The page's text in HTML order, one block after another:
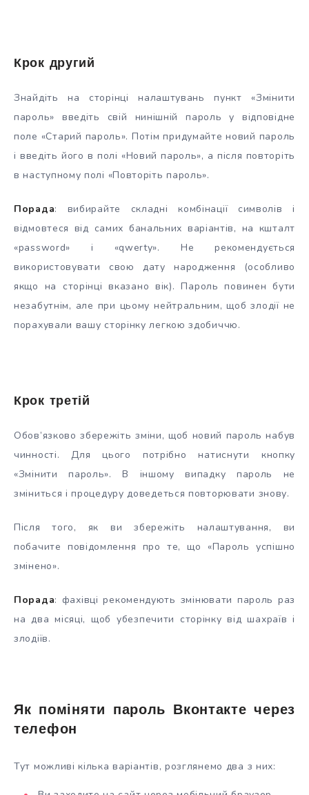
Крок другий
Знайдіть на сторінці налаштувань пункт «Змінити
пароль» введіть свій нинішній пароль у відповідне
поле «Старий пароль». Потім придумайте новий пароль
і введіть його в полі «Новий пароль», а після повторіть
в наступному полі «Повторіть пароль».
Порада: вибирайте складні комбінації символів і
відмовтеся від самих банальних варіантів, на кшталт
«password» і «qwerty». Не рекомендується
використовувати свою дату народження (особливо
якщо на сторінці вказано вік). Пароль повинен бути
незабутнім, але при цьому нейтральним, щоб злодії не
порахували вашу сторінку легкою здобиччю.
Крок третій
Обов’язково збережіть зміни, щоб новий пароль набув
чинності. Для цього потрібно натиснути кнопку
«Змінити пароль». В іншому випадку пароль не
зміниться і процедуру доведеться повторювати знову.
Після того, як ви збережіть налаштування, ви
побачите повідомлення про те, що «Пароль успішно
змінено».
Порада: фахівці рекомендують змінювати пароль раз
на два місяці, щоб убезпечити сторінку від шахраїв і
злодіїв.
Як поміняти пароль Вконтакте через
телефон
Тут можливі кілька варіантів, розглянемо два з них: